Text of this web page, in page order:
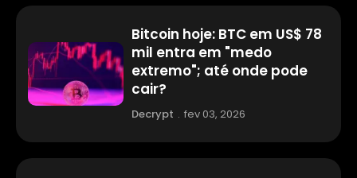
Bitcoin hoje: BTC em US$ 78
mil entra em "medo
extremo"; até onde pode
cair?
Decrypt . fev 03, 2026